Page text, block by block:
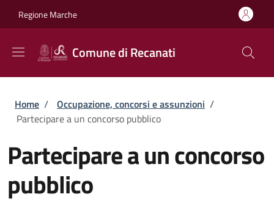
Regione Marche
Comune di Recanati
Briciole di pane
Home / Occupazione, concorsi e assunzioni /
Partecipare a un concorso pubblico
Partecipare a un concorso
pubblico